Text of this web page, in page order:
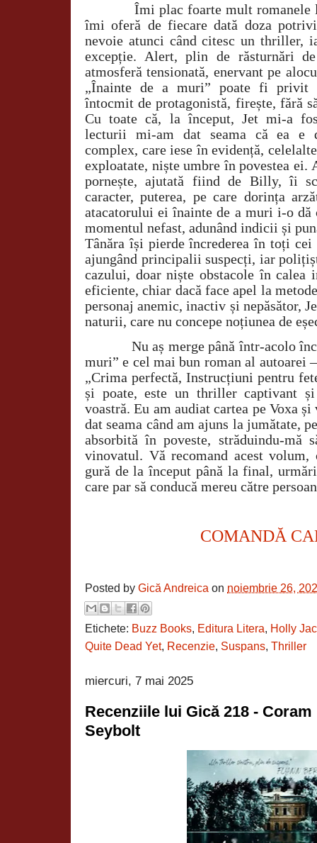
Îmi plac foarte mult romanele
îmi oferă de fiecare dată doza
nevoie atunci când citesc un thriller,
excepție. Alert, plin de răsturnări
atmosferă tensionată, enervant pe
„Înainte de a muri” poate fi privit
întocmit de protagonistă, firește, fără
Cu toate că, la început, Jet mi-a
lecturii mi-am dat seama că ea e
complex, care iese în evidență,
exploatate, niște umbre în povestea ei.
pornește, ajutată fiind de Billy, îi
caracter, puterea, pe care dorința
atacatorului ei înainte de a muri i-o dă
momentul nefast, adunând indicii și
Tânăra își pierde încrederea în toți
ajungând principalii suspecți, iar
cazului, doar niște obstacole în calea
eficiente, chiar dacă face apel la
personaj anemic, inactiv și nepăsător,
naturii, care nu concepe noțiunea de
Nu aș merge până într-acolo
muri” e cel mai bun roman al autoarei
„Crima perfectă, Instrucțiuni pentru
și poate, este un thriller captivant
voastră. Eu am audiat cartea pe Voxa
dat seama când am ajuns la jumătate,
absorbită în poveste, străduindu-mă
vinovatul. Vă recomand acest
gură de la început până la final,
care par să conducă mereu către
COMANDĂ
Posted by Gică Andreica on noiembrie 26,
Etichete: Buzz Books, Editura Litera, Holly
Quite Dead Yet, Recenzie, Suspans, Thriller
miercuri, 7 mai 2025
Recenziile lui Gică 218 -
Seybolt